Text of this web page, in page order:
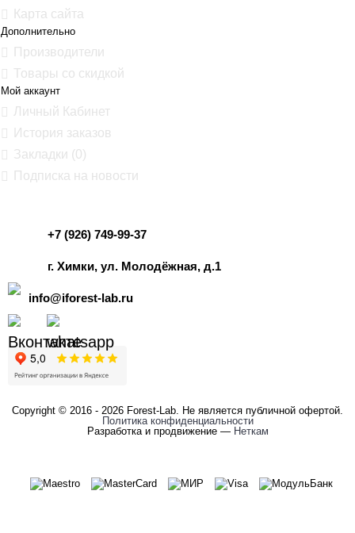
Карта сайта
Дополнительно
Производители
Товары со скидкой
Мой аккаунт
Личный Кабинет
История заказов
Закладки (0)
Подписка на новости
+7 (926) 749-99-37
г. Химки, ул. Молодёжная, д.1
info@iforest-lab.ru
Copyright © 2016 - 2026 Forest-Lab. Не является публичной офертой.
Политика конфиденциальности
Разработка и продвижение — Неткам